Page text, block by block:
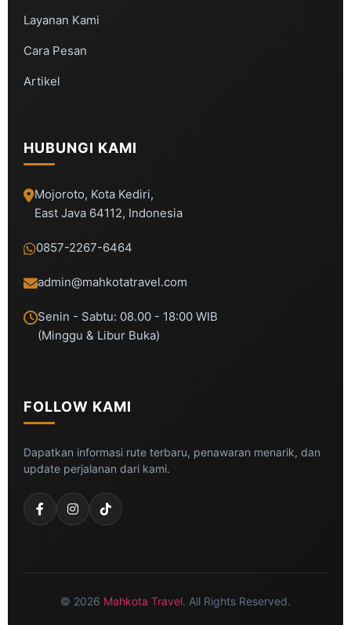
Layanan Kami
Cara Pesan
Artikel
HUBUNGI KAMI
Mojoroto, Kota Kediri,
East Java 64112, Indonesia
0857-2267-6464
admin@mahkotatravel.com
Senin - Sabtu: 08.00 - 18:00 WIB
(Minggu & Libur Buka)
FOLLOW KAMI
Dapatkan informasi rute terbaru, penawaran menarik, dan
update perjalanan dari kami.
© 2026 Mahkota Travel. All Rights Reserved.